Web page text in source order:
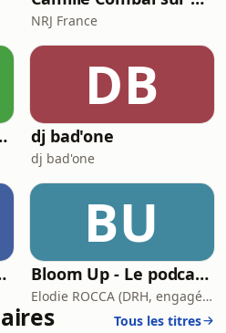
NRJ France
bêtise
DB
dj bad'one
dj bad'one
HEUREUX
BU
Bloom Up - Le podcast des parents d'aujourd'hui
Elodie ROCCA (DRH, engagée pour une parentalité épanouie)
Tous les titres